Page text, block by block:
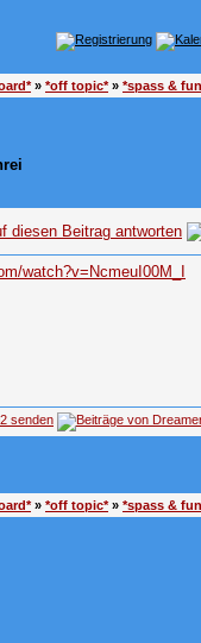
» *off topic*» *spass &
watch?v=NcmeuI00M_I
» *off topic*» *spass &